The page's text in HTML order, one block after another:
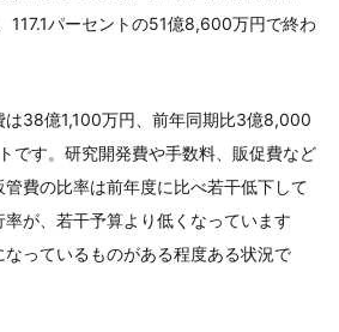
117.1パーセントの51億8,600万円で終わ
は38億1,100万円、前年同期比3億8,000
です。研究開発費や手数料、販促費など
費の比率は前年度に比べ若干低下して
が、若干予算より低くなっています
っているものがある程度ある状況で